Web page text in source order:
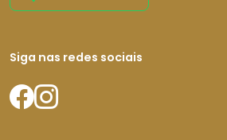
Siga nas redes sociais